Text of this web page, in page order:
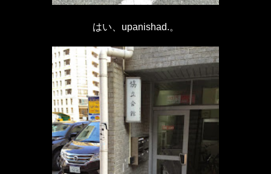
はい、upanishad.。